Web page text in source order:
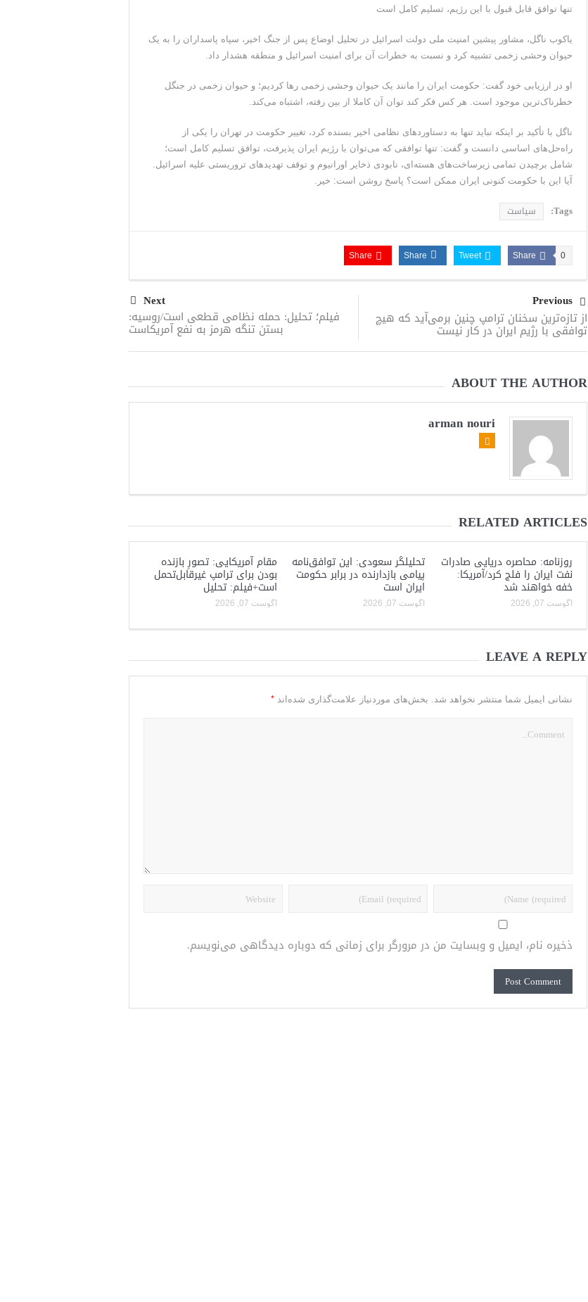
تنها توافق قابل قبول با این رژیم، تسلیم کامل است
یاکوب ناگل، مشاور پیشین امنیت ملی دولت اسرائیل در تحلیل اوضاع پس از جنگ اخیر، سپاه پاسداران را به یک
حیوان وحشی زخمی تشبیه کرد و نسبت به خطرات آن برای امنیت اسرائیل و منطقه هشدار داد.
او در ارزیابی خود گفت: حکومت ایران را مانند یک حیوان وحشی زخمی رها کردیم؛ و حیوان زخمی در جنگل
خطرناک‌ترین موجود است. هر کس فکر کند توان آن کاملا از بین رفته، اشتباه می‌کند.
ناگل با تأکید بر اینکه نباید تنها به دستاوردهای نظامی اخیر بسنده کرد، تغییر حکومت در تهران را یکی از
راه‌حل‌های اساسی دانست و گفت: تنها توافقی که می‌توان با رژیم ایران پذیرفت، توافق تسلیم کامل است؛
شامل برچیدن تمامی زیرساخت‌های هسته‌ای، نابودی ذخایر اورانیوم و توقف تهدیدهای تروریستی علیه اسرائیل.
آیا این با حکومت کنونی ایران ممکن است؟ پاسخ روشن است: خیر.
Tags: سیاست
Share 0
Tweet
Share
Share
Previous
از تازه‌ترین سخنان ترامپ چنین برمی‌آید که هیچ
توافقی با رژیم ایران در کار نیست
Next
فیلم؛ تحلیل: حمله نظامی قطعی است/روسیه:
بستن تنگه هرمز به نفع آمریکاست
ABOUT THE AUTHOR
arman nouri
RELATED ARTICLES
روزنامه: محاصره دریایی صادرات
نفت ایران را فلج کرد/آمریکا:
خفه خواهند شد
آگوست 07, 2026
تحلیلگر سعودی: این توافق‌نامه
پیامی بازدارنده در برابر حکومت
ایران است
آگوست 07, 2026
مقام آمریکایی: تصورِ بازنده
بودن برای ترامپ غیرقابل‌تحمل
است+فیلم: تحلیل
آگوست 07, 2026
LEAVE A REPLY
نشانی ایمیل شما منتشر نخواهد شد. بخش‌های موردنیاز علامت‌گذاری شده‌اند *
ذخیره نام، ایمیل و وبسایت من در مرورگر برای زمانی که دوباره دیدگاهی می‌نویسم.